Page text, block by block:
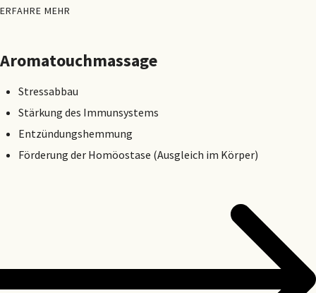
ERFAHRE MEHR
Aromatouchmassage
Stressabbau
Stärkung des Immunsystems
Entzündungshemmung
Förderung der Homöostase (Ausgleich im Körper)